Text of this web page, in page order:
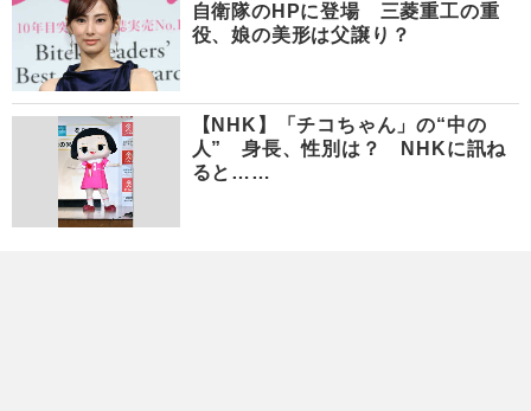
自衛隊のHPに登場 三菱重工の重
役、娘の美形は父譲り？
【NHK】「チコちゃん」の“中の
人” 身長、性別は？ NHKに訊ね
ると……